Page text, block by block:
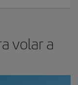
volar a